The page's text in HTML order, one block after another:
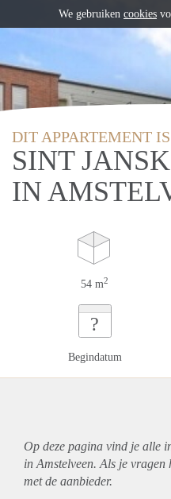
DIT APPARTEMENT
SINT
IN
54 m2
?
Begindatum
Op deze pagina vind je alle
in Amstelveen. Als je vragen
met de aanbieder.
We gebruiken cookies